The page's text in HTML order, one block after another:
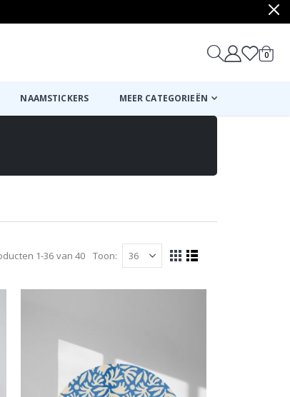
0
NAAMSTICKERS MEER CATEGORIEËN
1-36 van40 Toon
Tonen
Foto-Lijst